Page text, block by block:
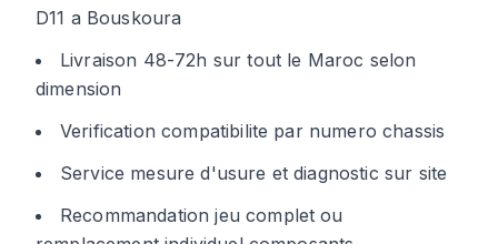
D11 a Bouskoura
Livraison 48-72h sur tout le Maroc selon
dimension
Verification compatibilite par numero chassis
Service mesure d'usure et diagnostic sur site
Recommandation jeu complet ou